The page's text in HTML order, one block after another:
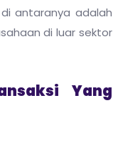
antaranya adalah
di luar sektor
Yang